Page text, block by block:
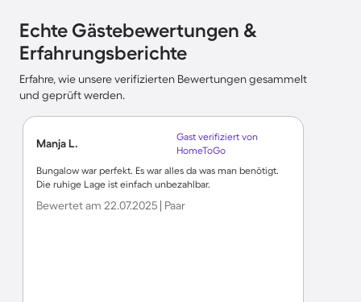
Echte Gästebewertungen &
Erfahrungsberichte
Erfahre, wie unsere verifizierten Bewertungen gesammelt
und geprüft werden.
Manja L.
Gast verifiziert von
HomeToGo
Bungalow war perfekt. Es war alles da was man benötigt.
Die ruhige Lage ist einfach unbezahlbar.
Bewertet am 22.07.2025 | Paar